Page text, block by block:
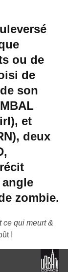
ou de
de
son
et
deux
zombie.
ce qui meurt &
!